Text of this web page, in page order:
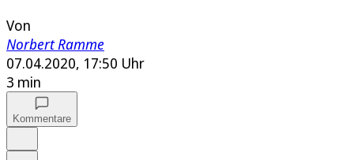
Von
Norbert Ramme
07.04.2020, 17:50 Uhr
3 min
Kommentare